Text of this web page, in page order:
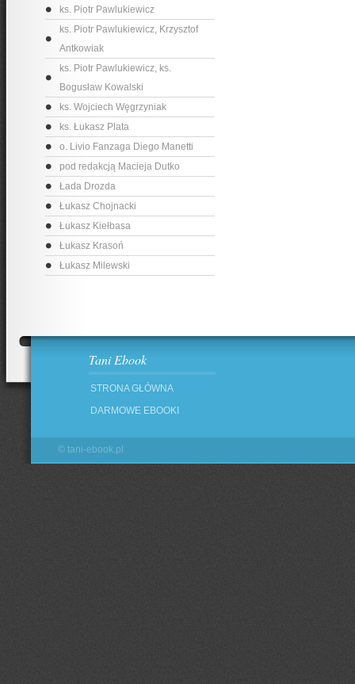
ks. Piotr Pawlukiewicz
ks. Piotr Pawlukiewicz, Krzysztof
Antkowiak
ks. Piotr Pawlukiewicz, ks.
Bogusław Kowalski
ks. Wojciech Węgrzyniak
ks. Łukasz Plata
o. Livio Fanzaga Diego Manetti
pod redakcją Macieja Dutko
Łada Drozda
Łukasz Chojnacki
Łukasz Kiełbasa
Łukasz Krasoń
Łukasz Milewski
Tani Ebook
STRONA GŁÓWNA
DARMOWE EBOOKI
© tani-ebook.pl